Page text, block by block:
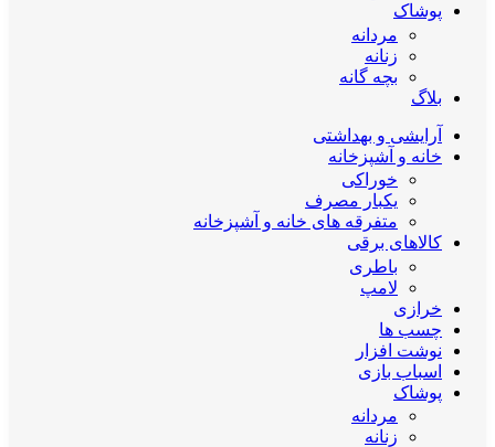
پوشاک
مردانه
زنانه
بچه گانه
بلاگ
آرایشی و بهداشتی
خانه و آشپزخانه
خوراکی
یکبار مصرف
متفرقه های خانه و آشپزخانه
کالاهای برقی
باطری
لامپ
خرازی
چسب ها
نوشت افزار
اسباب بازی
پوشاک
مردانه
زنانه